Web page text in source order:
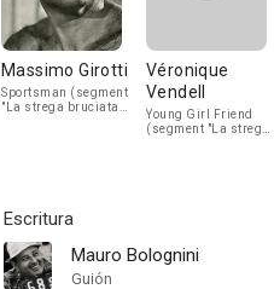
Massimo Girotti
Sportsman (segment
"La strega bruciata
Véronique
Vendell
Young Girl Friend
(segment "La strega
Escritura
Mauro Bolognini
Guión